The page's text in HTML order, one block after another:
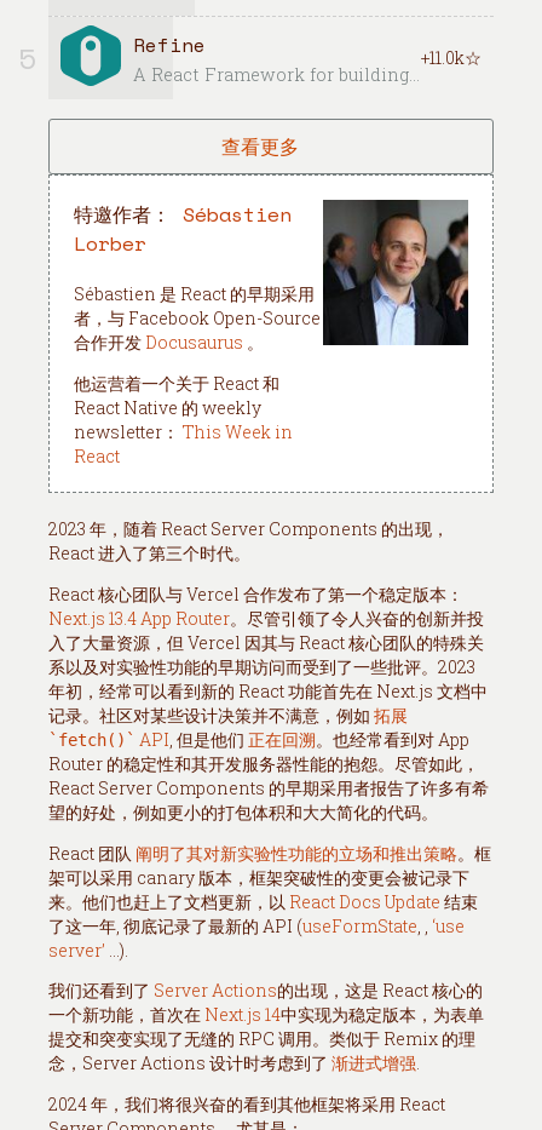
5 Refine
A React Framework for building internal tools, admin panels, dashboards & B2B apps with unmatched flexibility.
+11.0k☆
查看更多
特邀作者： Sébastien
Lorber
Sébastien 是 React 的早期采用
者，与 Facebook Open-Source
合作开发 Docusaurus 。
他运营着一个关于 React 和
React Native 的 weekly
newsletter： This Week in
React
2023 年，随着 React Server Components 的出现，
React 进入了第三个时代。
React 核心团队与 Vercel 合作发布了第一个稳定版本：
Next.js 13.4 App Router。尽管引领了令人兴奋的创新并投
入了大量资源，但 Vercel 因其与 React 核心团队的特殊关
系以及对实验性功能的早期访问而受到了一些批评。2023
年初，经常可以看到新的 React 功能首先在 Next.js 文档中
记录。社区对某些设计决策并不满意，例如 拓展
fetch() API, 但是他们 正在回溯。也经常看到对 App
Router 的稳定性和其开发服务器性能的抱怨。尽管如此，
React Server Components 的早期采用者报告了许多有希
望的好处，例如更小的打包体积和大大简化的代码。
React 团队 阐明了其对新实验性功能的立场和推出策略。框
架可以采用 canary 版本，框架突破性的变更会被记录下
来。他们也赶上了文档更新，以 React Docs Update 结束
了这一年, 彻底记录了最新的 API (useFormState, , ‘use
server’ ...).
我们还看到了 Server Actions的出现，这是 React 核心的
一个新功能，首次在 Next.js 14中实现为稳定版本，为表单
提交和突变实现了无缝的 RPC 调用。类似于 Remix 的理
念，Server Actions 设计时考虑到了 渐进式增强.
2024 年，我们将很兴奋的看到其他框架将采用 React